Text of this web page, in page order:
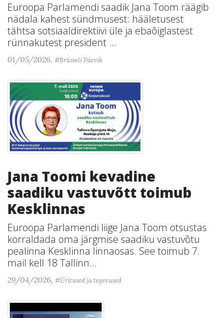
Euroopa Parlamendi saadik Jana Toom räägib
nädala kahest sündmusest: hääletusest
tähtsa sotsiaaldirektiivi üle ja ebaõiglastest
rünnakutest president ...
01/05/2026, #Brüsseli Päevik
Jana Toomi kevadine
saadiku vastuvõtt toimub
Kesklinnas
Euroopa Parlamendi liige Jana Toom otsustas
korraldada oma järgmise saadiku vastuvõtu
pealinna Kesklinna linnaosas. See toimub 7.
mail kell 18 Tallinn...
29/04/2026, #Üritused ja tegevused